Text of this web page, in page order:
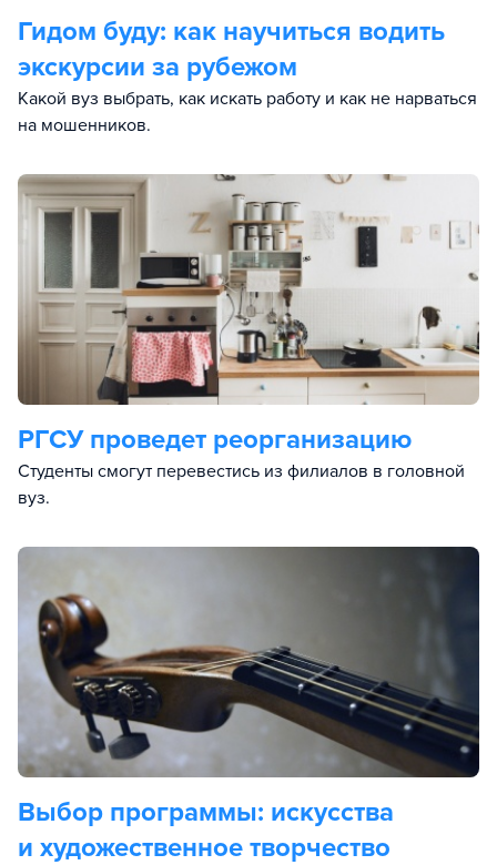
Гидом буду: как научиться водить
экскурсии за рубежом
Какой вуз выбрать, как искать работу и как не нарваться
на мошенников.
РГСУ проведет реорганизацию
Студенты смогут перевестись из филиалов в головной
вуз.
Выбор программы: искусства
и художественное творчество